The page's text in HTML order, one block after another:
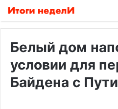
Белый дом
условии для
Байдена с